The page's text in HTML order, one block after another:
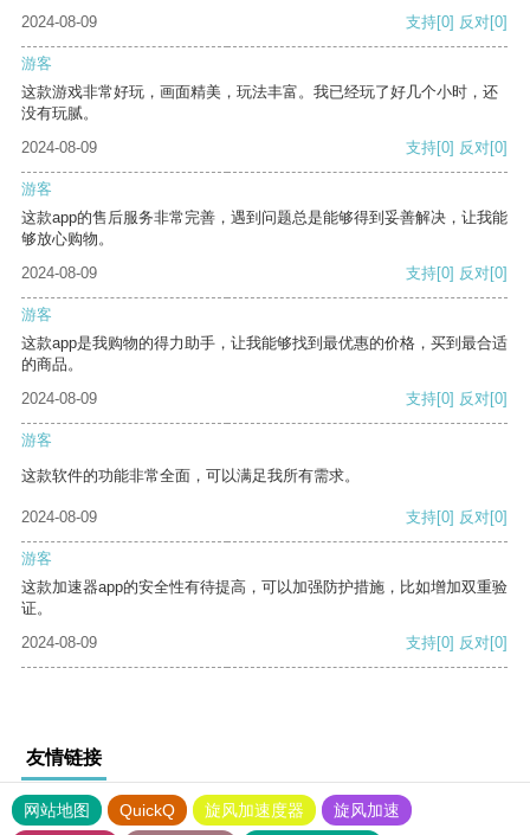
2024-08-09 支持[0] 反对[0]
游客
这款游戏非常好玩，画面精美，玩法丰富。我已经玩了好几个小时，还
没有玩腻。
2024-08-09
支持[0] 反对[0]
游客
这款app的售后服务非常完善，遇到问题总是能够得到妥善解决，让我能
够放心购物。
2024-08-09
支持[0] 反对[0]
游客
这款app是我购物的得力助手，让我能够找到最优惠的价格，买到最合适
的商品。
2024-08-09
支持[0] 反对[0]
游客
这款软件的功能非常全面，可以满足我所有需求。
2024-08-09 支持[0] 反对[0]
游客
这款加速器app的安全性有待提高，可以加强防护措施，比如增加双重验
证。
2024-08-09
支持[0] 反对[0]
友情链接
网站地图 QuickQ 旋风加速度器
旋风加速